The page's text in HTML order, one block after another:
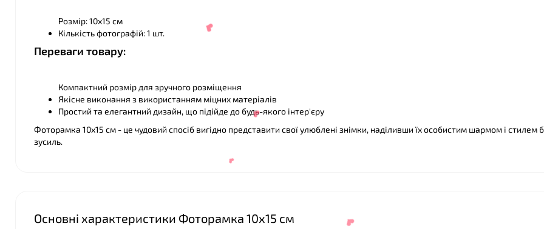
Розмір: 10х15 см
Кількість фотографій: 1 шт.
Переваги товару:
Компактний розмір для зручного розміщення
Якісне виконання з використанням міцних матеріалів
Простий та елегантний дизайн, що підійде до будь-якого інтер'єру
Фоторамка 10х15 см - це чудовий спосіб вигідно представити свої улюблені знімки, наділивши їх особистим шармом і стилем
зусиль.
Основні характеристики Фоторамка 10х15 см